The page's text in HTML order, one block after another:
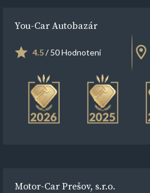
You-Car Autobazár
4.5/ 50 Hodnotení
Motor-Car Prešov, s.r.o.